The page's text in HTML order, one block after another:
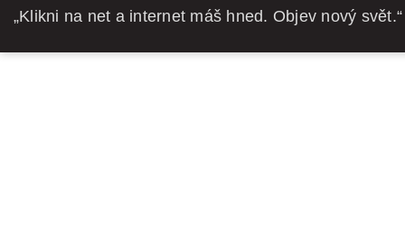
„Klikni na net a internet máš hned. Objev nový svět.“